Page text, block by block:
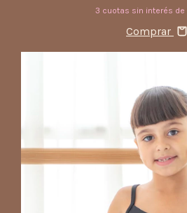
3 cuotas sin interés de
Comprar